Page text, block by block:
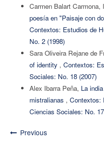
Carmen Balart
poesía en "Paisaje con
Contextos: Estudios de
No. 2 (1998)
Sara Oliveira Rejane de
of identity , Contextos:
Sociales: No. 18 (2007)
Alex Ibarra Peña, La
mistralianas , Contextos:
Ciencias Sociales: No.
Previous